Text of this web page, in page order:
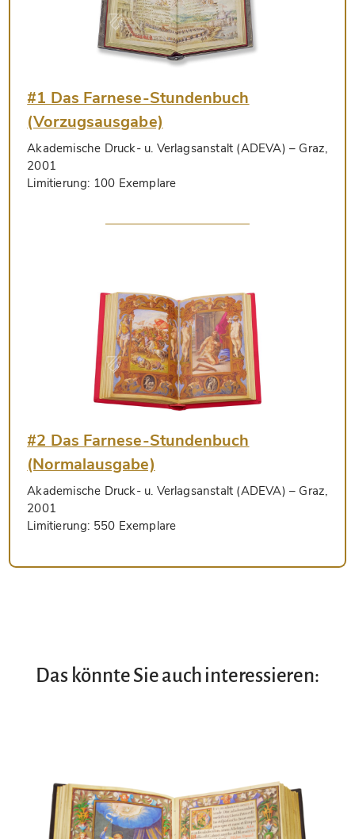
#1 Das Farnese-Stundenbuch
(Vorzugsausgabe)
Akademische Druck- u. Verlagsanstalt (ADEVA) – Graz,
2001
Limitierung: 100 Exemplare
#2 Das Farnese-Stundenbuch
(Normalausgabe)
Akademische Druck- u. Verlagsanstalt (ADEVA) – Graz,
2001
Limitierung: 550 Exemplare
Das könnte Sie auch interessieren: